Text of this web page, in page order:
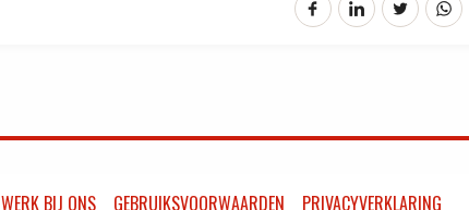
WERK BIJ ONS GEBRUIKSVOORWAARDEN PRIVACYVERKLARING